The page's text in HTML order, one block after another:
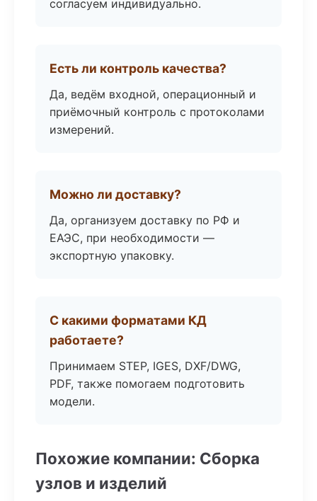
согласуем индивидуально.
Есть ли контроль качества?
Да, ведём входной, операционный и
приёмочный контроль с протоколами
измерений.
Можно ли доставку?
Да, организуем доставку по РФ и
ЕАЭС, при необходимости —
экспортную упаковку.
С какими форматами КД
работаете?
Принимаем STEP, IGES, DXF/DWG,
PDF, также помогаем подготовить
модели.
Похожие компании: Сборка
узлов и изделий